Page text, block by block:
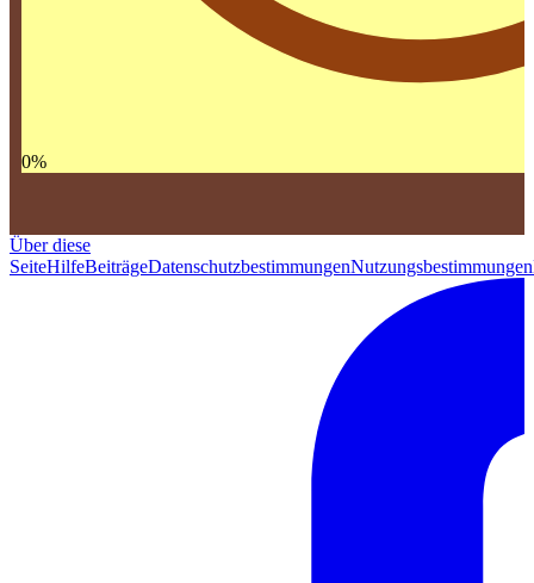
0%
Über diese
SeiteHilfeBeiträgeDatenschutzbestimmungenNutzungsbestimmungen